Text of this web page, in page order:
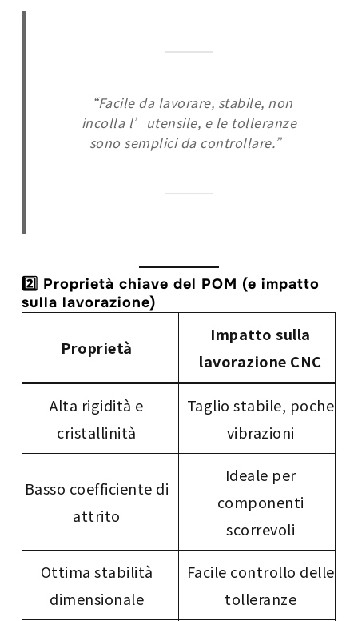
“Facile da lavorare, stabile, non
incolla l’utensile, e le tolleranze
sono semplici da controllare.”
2️⃣ Proprietà chiave del POM (e impatto
sulla lavorazione)
Proprietà
Impatto sulla
lavorazione CNC
Alta rigidità e
cristallinità
Taglio stabile, poche
vibrazioni
Basso coefficiente di
attrito
Ideale per
componenti
scorrevoli
Ottima stabilità
dimensionale
Facile controllo delle
tolleranze